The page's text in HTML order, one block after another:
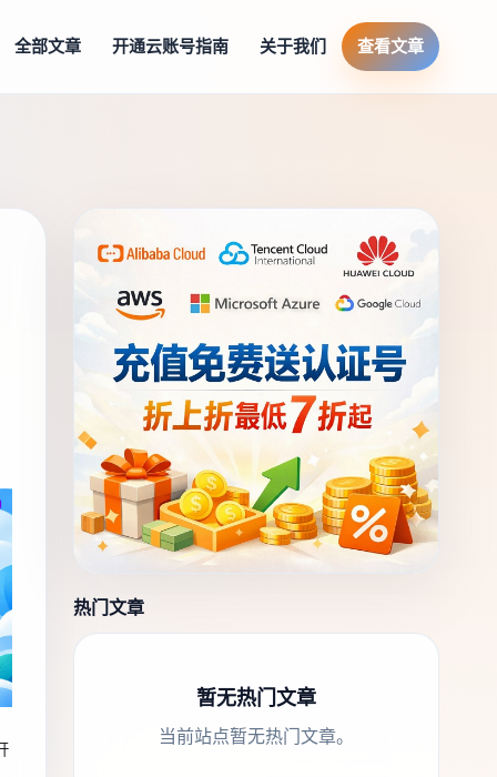
全部文章 开通云账号指南 关于我们 查看文章
热门文章
暂无热门文章
当前站点暂无热门文章。